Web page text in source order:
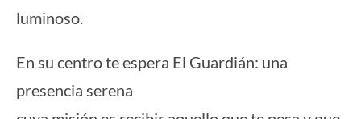
luminoso.
En su centro te espera El Guardián: una
presencia serena